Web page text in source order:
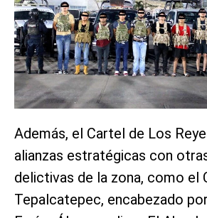
Además, el Cartel de Los
alianzas estratégicas con
delictivas de la zona, como el
Tepalcatepec, encabezado